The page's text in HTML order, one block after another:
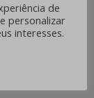
de
personalizar
interesses.